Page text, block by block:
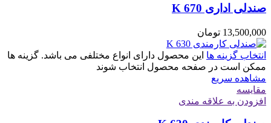
صندلی اداری K 670
13,500,000 تومان
انتخاب گزینه ها این محصول دارای انواع مختلفی می باشد. گزینه ها
ممکن است در صفحه محصول انتخاب شوند
مشاهده سریع
مقایسه
افزودن به علاقه مندی